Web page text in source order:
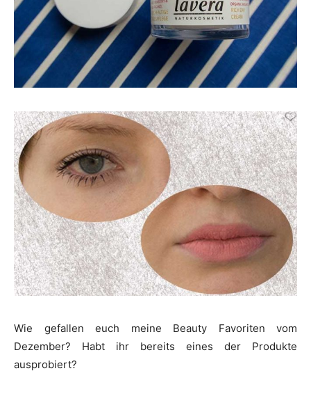
Wie gefallen euch meine Beauty Favoriten vom
Dezember? Habt ihr bereits eines der Produkte
ausprobiert?